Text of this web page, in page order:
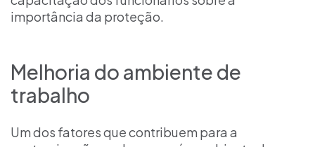
importância da proteção.
Melhoria do ambiente de
trabalho
Um dos fatores que contribuem para a